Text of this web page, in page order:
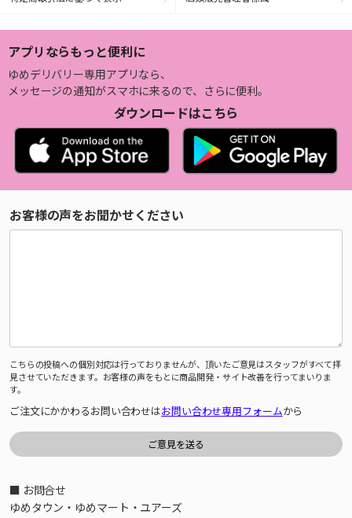
アプリならもっと便利に
ゆめデリバリー専用アプリなら、
メッセージの通知がスマホに来るので、さらに便利。
ダウンロードはこちら
お客様の声をお聞かせください
こちらの投稿への個別対応は行っておりませんが、頂いたご意見はスタッフがすべて拝
見させていただきます。お客様の声をもとに商品開発・サイト改善を行ってまいりま
す。
ご注文にかかわるお問い合わせはお問い合わせ専用フォームから
■ お問合せ
ゆめタウン・ゆめマート・ユアーズ